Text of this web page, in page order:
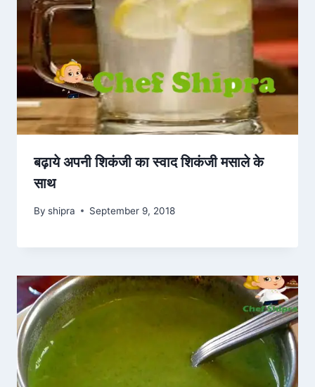
बढ़ाये अपनी शिकंजी का स्वाद शिकंजी मसाले के
साथ
By shipra September 9, 2018